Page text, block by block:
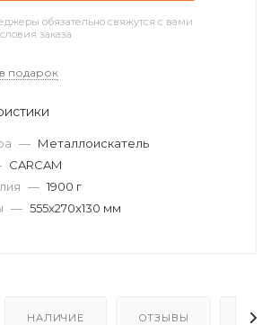
обязательно свяжутся с вами
заказа
подарок
— Металлоискатель
CARCAM
— 1900 г
— 555x270x130 мм
НАЛИЧИЕ ОТЗЫВЫ